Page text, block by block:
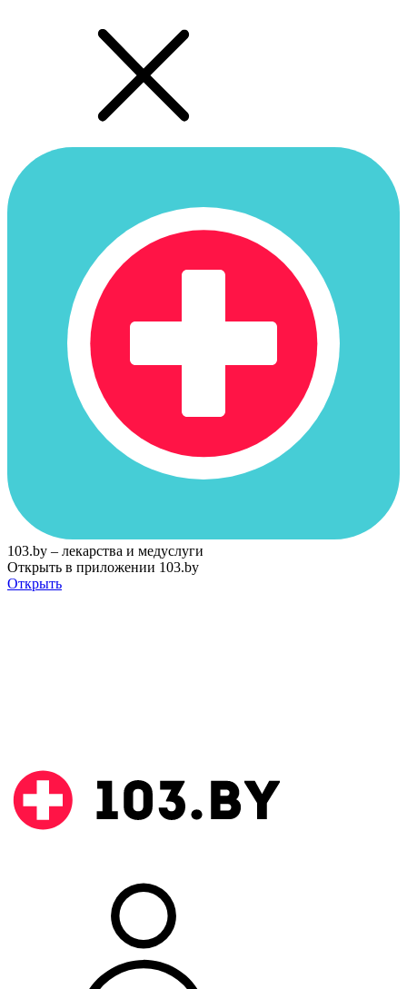
103.by – лекарства и медуслуги
Открыть в приложении 103.by
Открыть